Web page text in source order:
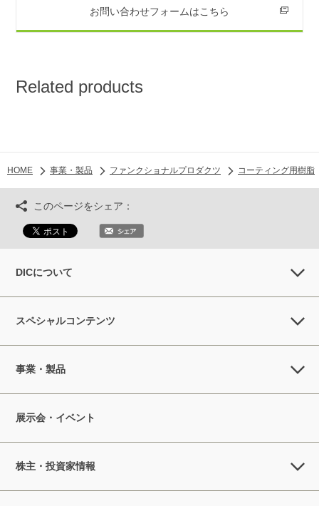
お問い合わせフォームはこちら
Related products
HOME 事業・製品 ファンクショナルプロダクツ コーティング用樹脂
このページをシェア：
DICについて
スペシャルコンテンツ
事業・製品
展示会・イベント
株主・投資家情報